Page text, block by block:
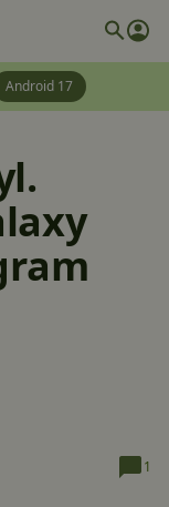
Android 17
1